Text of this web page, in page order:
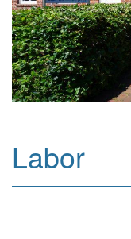
Labor